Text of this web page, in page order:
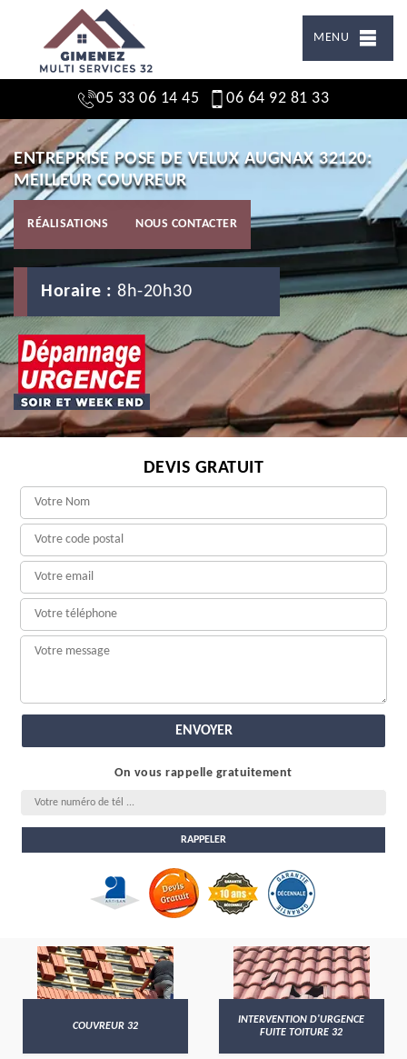
MENU
05 33 06 14 45 06 64 92 81 33
ENTREPRISE POSE DE VELUX AUGNAX 32120:
MEILLEUR COUVREUR
RÉALISATIONS NOUS CONTACTER
Horaire : 8h-20h30
DEVIS GRATUIT
On vous rappelle gratuitement
COUVREUR 32
INTERVENTION D'URGENCE
FUITE TOITURE 32